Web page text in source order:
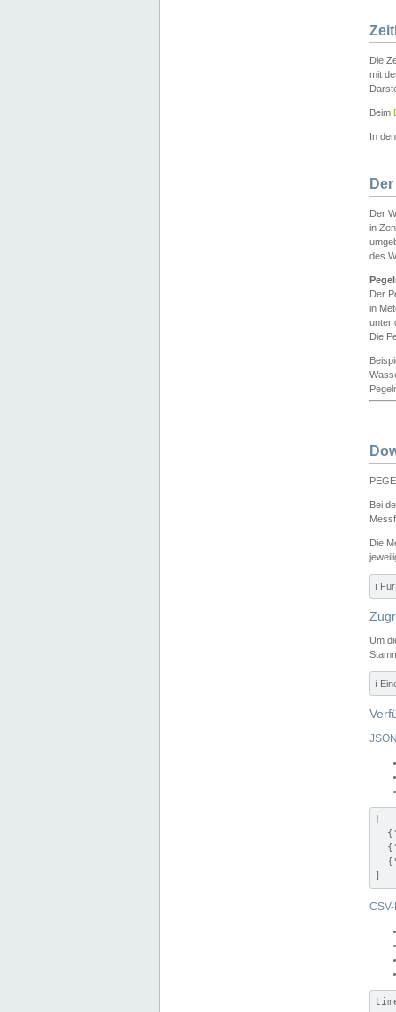
Die
mit
Beim
In
Der
in
des
Der
in
unter
Die
Bei
Die
ℹ️
Um
ℹ️
[
]